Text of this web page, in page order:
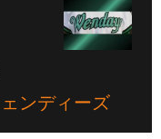
ンディーズ